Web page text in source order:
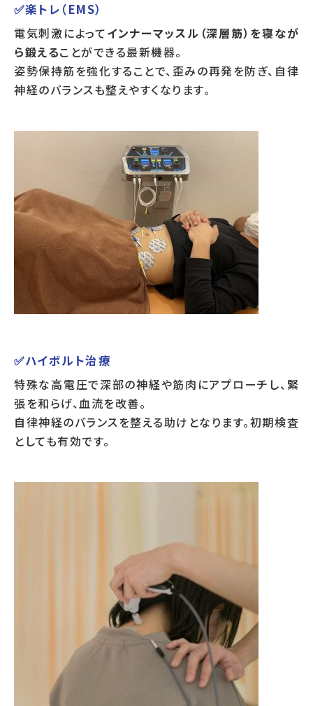
✅楽トレ（EMS）
電気刺激によってインナーマッスル（深層筋）を寝なが
ら鍛えることができる最新機器。
姿勢保持筋を強化することで、歪みの再発を防ぎ、自律
神経のバランスも整えやすくなります。
✅ハイボルト治療
特殊な高電圧で深部の神経や筋肉にアプローチし、緊
張を和らげ、血流を改善。
自律神経のバランスを整える助けとなります。初期検査
としても有効です。